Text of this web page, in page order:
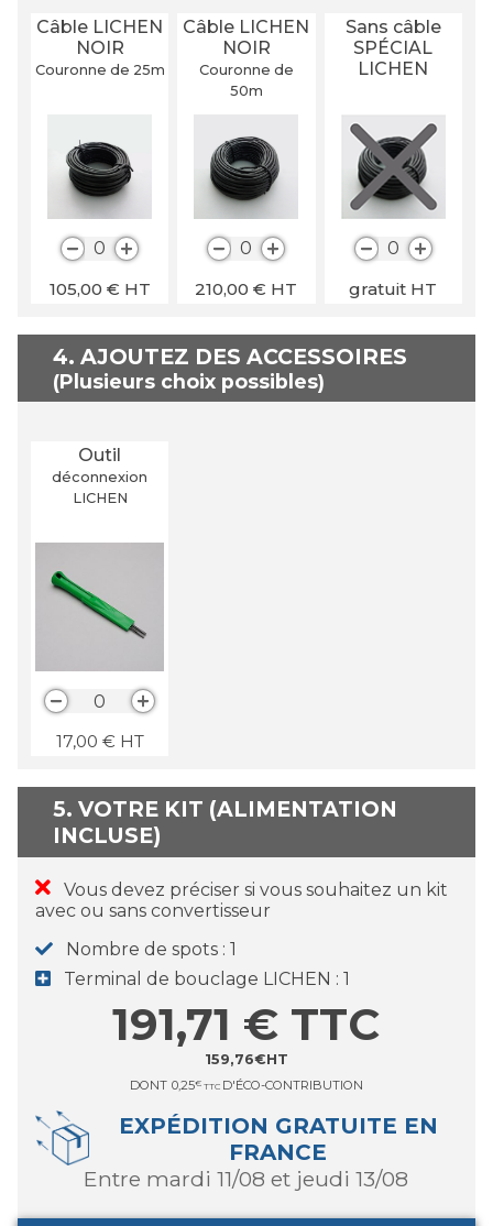
Câble LICHEN
NOIR
Couronne de 25m
0
105,00 € HT
Câble LICHEN
NOIR
Couronne de
50m
0
210,00 € HT
Sans câble
SPÉCIAL
LICHEN
0
gratuit HT
4. AJOUTEZ DES ACCESSOIRES
Outil
déconnexion
LICHEN
0
17,00 € HT
5. VOTRE KIT (ALIMENTATION
INCLUSE)
Vous devez préciser si vous souhaitez un kit
avec ou sans convertisseur
Nombre de spots 1
Terminal de bouclage LICHEN
1
159,76€HT
191,71 € TTC
DONT 0,25€ TTC D'ÉCO-CONTRIBUTION
EXPÉDITION GRATUITE EN
FRANCE
entre mardi 11/08 et jeudi 13/08